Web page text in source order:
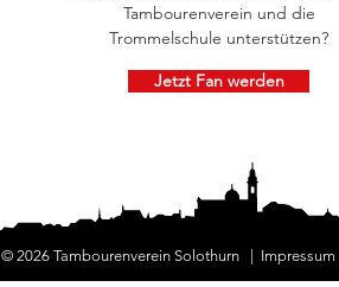
Tambourenverein und die
Trommelschule unterstützen?
Jetzt Fan werden
© 2026 Tambourenverein Solothurn | Impressum